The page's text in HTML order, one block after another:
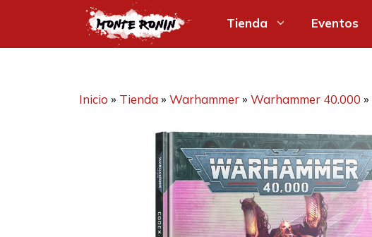
Tienda Eventos
Inicio » Tienda» Warhammer» Warhammer 40.000 »